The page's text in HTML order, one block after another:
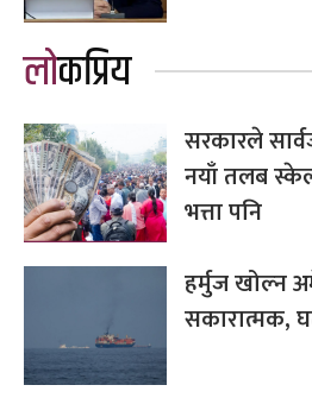
लोकप्रिय
सरकारले
नयाँ तलब
भत्ता पनि
हर्मुज खोल्न
सकारात्मक,